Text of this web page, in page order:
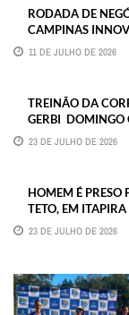
RODADA DE
CAMPINAS
11 DE JULHO DE 2026
TREINÃO DA
GERBI DOMINGO
23 DE JULHO DE 2026
HOMEM É PRESO
TETO, EM ITAPIRA
23 DE JULHO DE 2026